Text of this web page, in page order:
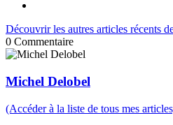
Découvrir les autres articles récents
0 Commentaire
Michel Delobel
(Accéder à la liste de tous mes